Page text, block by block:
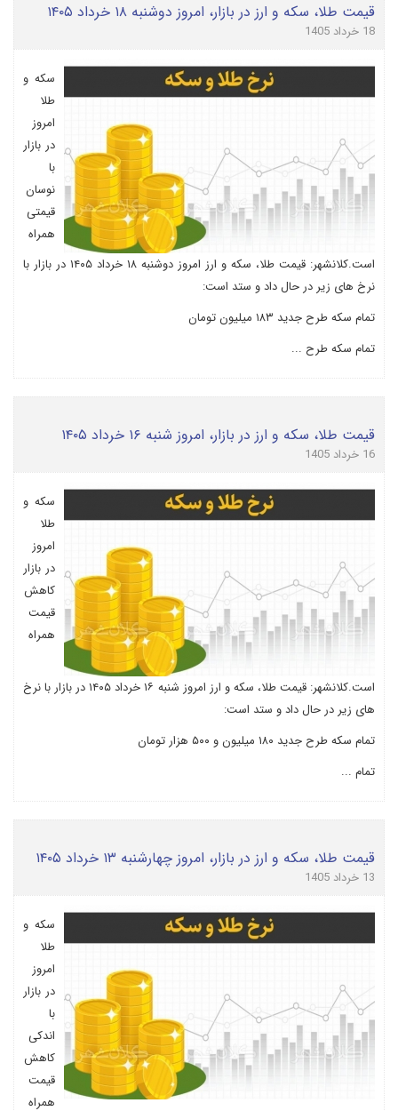
قیمت طلا، سکه و ارز در بازار، امروز دوشنبه ۱۸ خرداد ۱۴۰۵
18 خرداد 1405
سکه و
طلا
امروز
در بازار
با
نوسان
قیمتی
همراه
است.کلانشهر: قیمت طلا، سکه و ارز امروز دوشنبه ۱۸ خرداد ۱۴۰۵ در بازار با
نرخ های زیر در حال داد و ستد است:
تمام سکه طرح جدید ۱۸۳ میلیون تومان
تمام سکه طرح ...
قیمت طلا، سکه و ارز در بازار، امروز شنبه ۱۶ خرداد ۱۴۰۵
16 خرداد 1405
سکه و
طلا
امروز
در بازار
کاهش
قیمت
همراه
است.کلانشهر: قیمت طلا، سکه و ارز امروز شنبه ۱۶ خرداد ۱۴۰۵ در بازار با نرخ
های زیر در حال داد و ستد است:
تمام سکه طرح جدید ۱۸۰ میلیون و ۵۰۰ هزار تومان
تمام ...
قیمت طلا، سکه و ارز در بازار، امروز چهارشنبه ۱۳ خرداد ۱۴۰۵
13 خرداد 1405
سکه و
طلا
امروز
در بازار
با
اندکی
کاهش
قیمت
همراه